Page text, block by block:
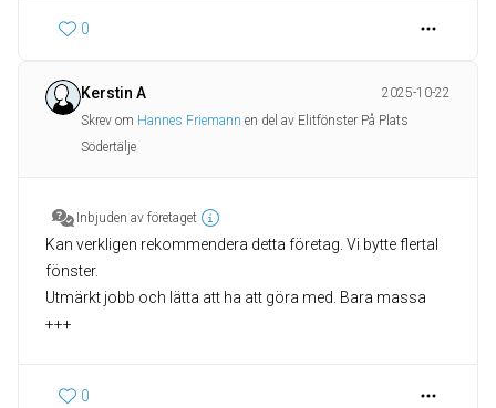
0
Kerstin A
2025-10-22
Skrev om Hannes Friemann en del av Elitfönster På Plats
Södertälje
Inbjuden av företaget
Kan verkligen rekommendera detta företag. Vi bytte flertal
fönster.
Utmärkt jobb och lätta att ha att göra med. Bara massa
+++
0